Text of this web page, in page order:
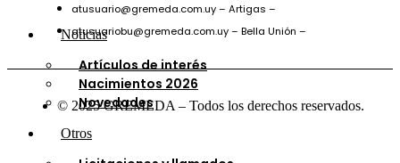
Noticias
Artículos de interés
Nacimientos 2026
Novedades
Otros
atusuario@gremeda.com.uy – Artigas –
atusuariobu@gremeda.com.uy – Bella Unión –
© 2025 GREMEDA – Todos los derechos reservados.